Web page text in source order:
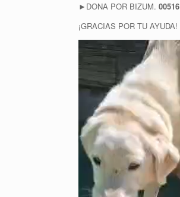
►DONA POR BIZUM. 00516
¡GRACIAS POR TU AYUDA!
e
r
o
c
t